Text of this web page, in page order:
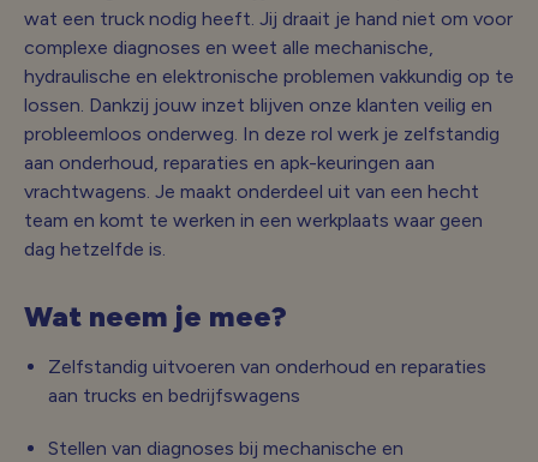
wat een truck nodig heeft. Jij draait je hand niet om voor
complexe diagnoses en weet alle mechanische,
hydraulische en elektronische problemen vakkundig op te
lossen. Dankzij jouw inzet blijven onze klanten veilig en
probleemloos onderweg. In deze rol werk je zelfstandig
aan onderhoud, reparaties en apk-keuringen aan
vrachtwagens. Je maakt onderdeel uit van een hecht
team en komt te werken in een werkplaats waar geen
dag hetzelfde is.
Wat neem je mee?
Zelfstandig uitvoeren van onderhoud en reparaties
aan trucks en bedrijfswagens
Stellen van diagnoses bij mechanische en